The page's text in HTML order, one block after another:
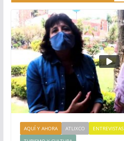
AQUÍ Y AHORA ATLIXCO ENTREVISTAS